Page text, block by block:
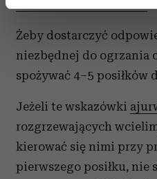
sekcji szczegółów . W
zmienić lub wycofać swoją
Wykorzystujemy pliki
i reklam, aby oferować
analizować ruch w naszej
korzystasz z naszej
społecznościowym,
Partnerzy mogą połączyć te
Żeby dostarczyć
niezbędnej do ogrzania
spożywać 4–5 posiłków
Jeżeli te wskazówki
rozgrzewających
kierować się nimi przy
pierwszego posiłku, nie